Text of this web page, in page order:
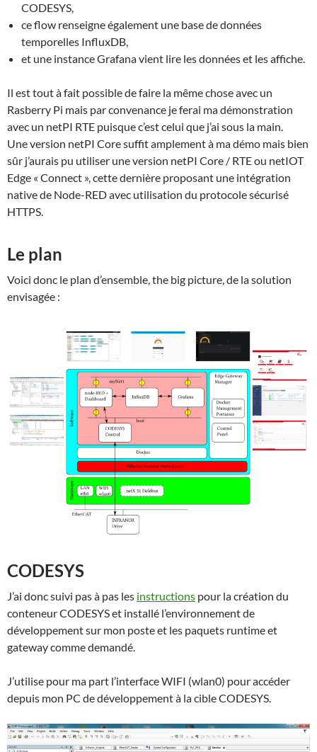
CODESYS,
ce flow renseigne également une base de données
temporelles InfluxDB,
et une instance Grafana vient lire les données et les affiche.
Il est tout à fait possible de faire la même chose avec un
Rasberry Pi mais par convenance je ferai ma démonstration
avec un netPI RTE puisque c’est celui que j’ai sous la main.
Une version netPI Core suffit amplement à ma démo mais bien
sûr j’aurais pu utiliser une version netPI Core / RTE ou netIOT
Edge « Connect », cette dernière proposant une intégration
native de Node-RED avec utilisation du protocole sécurisé
HTTPS.
Le plan
Voici donc le plan d’ensemble, the big picture, de la solution
envisagée :
CODESYS
J’ai donc suivi pas à pas les instructions pour la création du
conteneur CODESYS et installé l’environnement de
développement sur mon poste et les paquets runtime et
gateway comme demandé.
J’utilise pour ma part l’interface WIFI (wlan0) pour accéder
depuis mon PC de développement à la cible CODESYS.